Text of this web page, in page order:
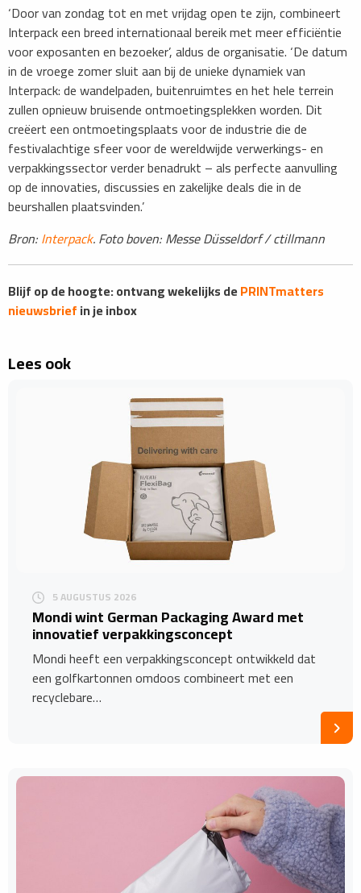
‘Door van zondag tot en met vrijdag open te zijn, combineert
Interpack een breed internationaal bereik met meer efficiëntie
voor exposanten en bezoeker’, aldus de organisatie. ‘De datum
in de vroege zomer sluit aan bij de unieke dynamiek van
Interpack: de wandelpaden, buitenruimtes en het hele terrein
zullen opnieuw bruisende ontmoetingsplekken worden. Dit
creëert een ontmoetingsplaats voor de industrie die de
festivalachtige sfeer voor de wereldwijde verwerkings- en
verpakkingssector verder benadrukt – als perfecte aanvulling
op de innovaties, discussies en zakelijke deals die in de
beurshallen plaatsvinden.’
Bron:Interpack. Foto boven: Messe Düsseldorf / ctillmann
Blijf op de hoogte: ontvang wekelijks dePRINTmatters
nieuwsbriefin je inbox
Lees ook
5 AUGUSTUS 2026
Mondi wint German Packaging Award met
innovatief verpakkingsconcept
Mondi heeft een verpakkingsconcept ontwikkeld dat
een golfkartonnen omdoos combineert met een
recyclebare…